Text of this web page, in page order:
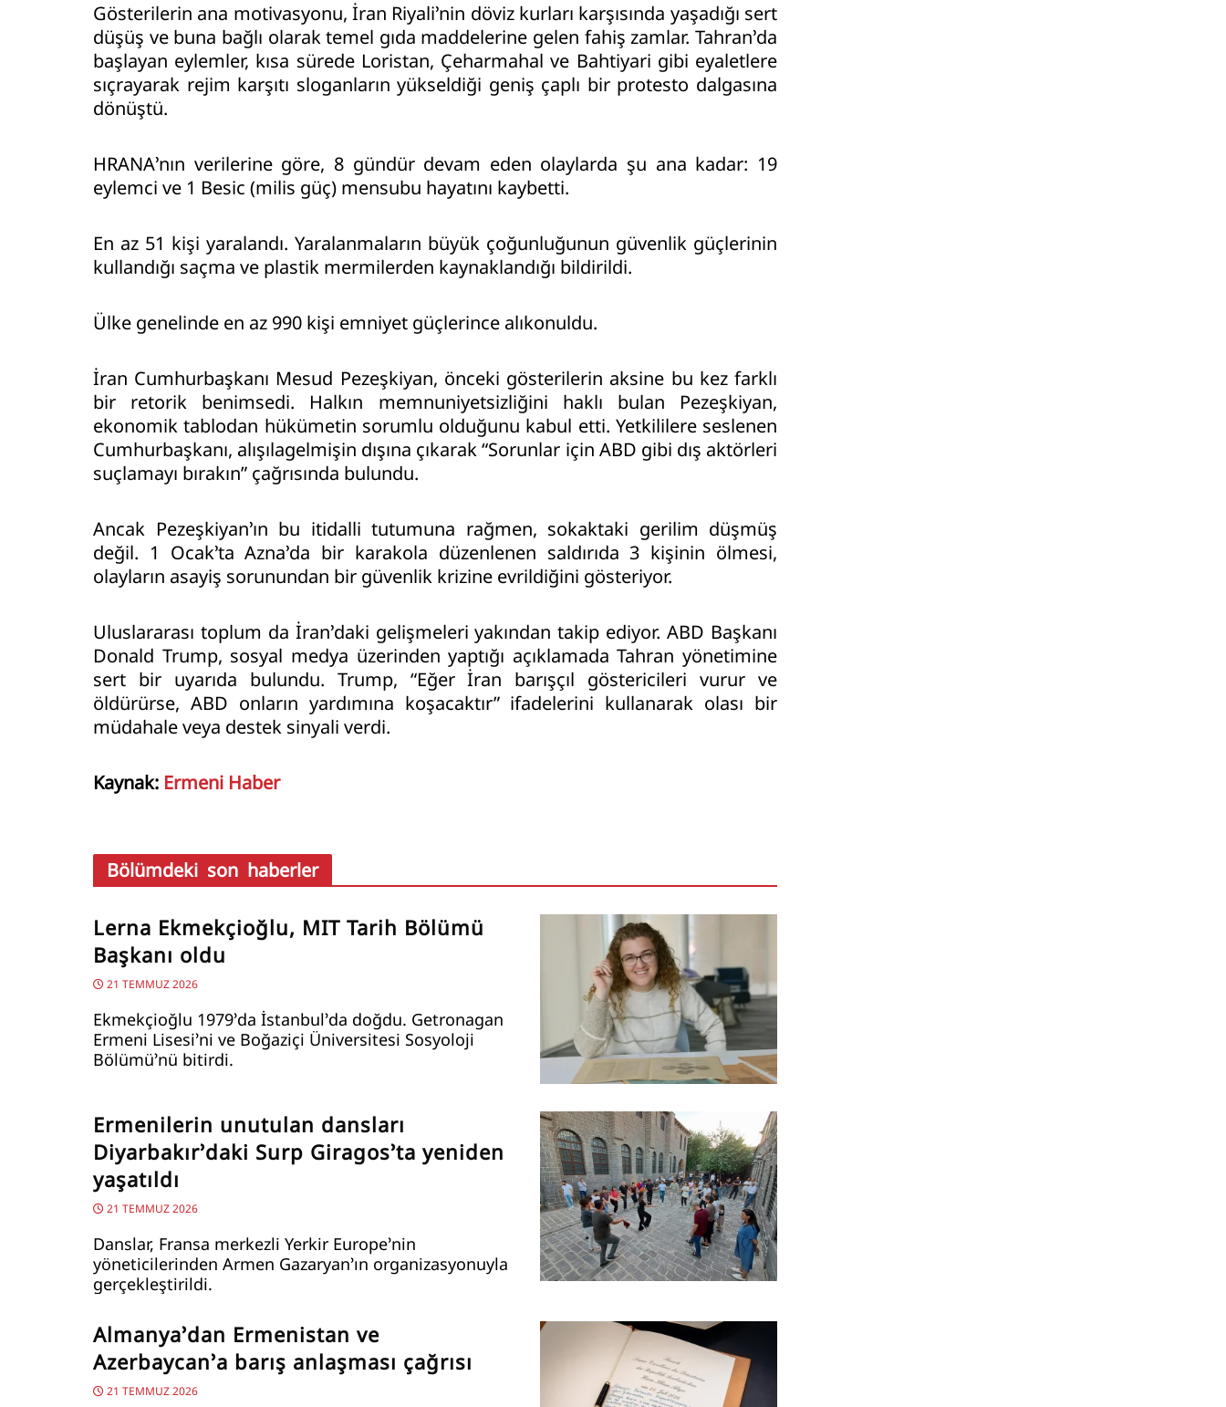
Gösterilerin ana motivasyonu, İran Riyali’nin döviz kurları karşısında yaşadığı sert
düşüş ve buna bağlı olarak temel gıda maddelerine gelen fahiş zamlar. Tahran’da
başlayan eylemler, kısa sürede Loristan, Çeharmahal ve Bahtiyari gibi eyaletlere
sıçrayarak rejim karşıtı sloganların yükseldiği geniş çaplı bir protesto dalgasına
dönüştü.
HRANA’nın verilerine göre, 8 gündür devam eden olaylarda şu ana kadar: 19
eylemci ve 1 Besic (milis güç) mensubu hayatını kaybetti.
En az 51 kişi yaralandı. Yaralanmaların büyük çoğunluğunun güvenlik güçlerinin
kullandığı saçma ve plastik mermilerden kaynaklandığı bildirildi.
Ülke genelinde en az 990 kişi emniyet güçlerince alıkonuldu.
İran Cumhurbaşkanı Mesud Pezeşkiyan, önceki gösterilerin aksine bu kez farklı
bir retorik benimsedi. Halkın memnuniyetsizliğini haklı bulan Pezeşkiyan,
ekonomik tablodan hükümetin sorumlu olduğunu kabul etti. Yetkililere seslenen
Cumhurbaşkanı, alışılagelmişin dışına çıkarak “Sorunlar için ABD gibi dış aktörleri
suçlamayı bırakın” çağrısında bulundu.
Ancak Pezeşkiyan’ın bu itidalli tutumuna rağmen, sokaktaki gerilim düşmüş
değil. 1 Ocak’ta Azna’da bir karakola düzenlenen saldırıda 3 kişinin ölmesi,
olayların asayiş sorunundan bir güvenlik krizine evrildiğini gösteriyor.
Uluslararası toplum da İran’daki gelişmeleri yakından takip ediyor. ABD Başkanı
Donald Trump, sosyal medya üzerinden yaptığı açıklamada Tahran yönetimine
sert bir uyarıda bulundu. Trump, “Eğer İran barışçıl göstericileri vurur ve
öldürürse, ABD onların yardımına koşacaktır” ifadelerini kullanarak olası bir
müdahale veya destek sinyali verdi.
Kaynak: Ermeni Haber
Bölümdeki son haberler
Lerna Ekmekçioğlu, MIT Tarih Bölümü
Başkanı oldu
21 TEMMUZ 2026
Ekmekçioğlu 1979’da İstanbul’da doğdu. Getronagan
Ermeni Lisesi’ni ve Boğaziçi Üniversitesi Sosyoloji
Bölümü’nü bitirdi.
Ermenilerin unutulan dansları
Diyarbakır’daki Surp Giragos’ta yeniden
yaşatıldı
21 TEMMUZ 2026
Danslar, Fransa merkezli Yerkir Europe’nin
yöneticilerinden Armen Gazaryan’ın organizasyonuyla
gerçekleştirildi.
Almanya’dan Ermenistan ve
Azerbaycan’a barış anlaşması çağrısı
21 TEMMUZ 2026